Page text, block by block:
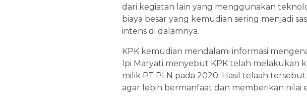
dari kegiatan lain yang menggunakan
biaya besar yang kemudian sering menjadi
intens di dalamnya.
KPK kemudian mendalami informasi
Ipi Maryati menyebut KPK telah melakukan
milik PT PLN pada 2020. Hasil telaah
agar lebih bermanfaat dan memberikan nilai